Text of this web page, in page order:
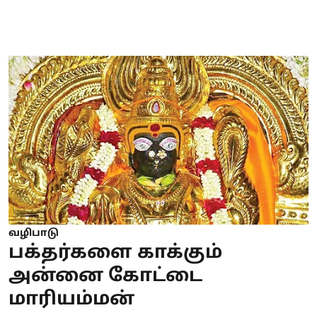
வழிபாடு
பக்தர்களை காக்கும்
அன்னை கோட்டை
மாரியம்மன்